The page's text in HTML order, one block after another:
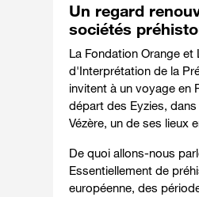
Un regard
sociétés
La Fondation Orange et
d'Interprétation de la
invitent à un voyage en
départ des Eyzies, dans
Vézère, un de ses lieux
De quoi allons-nous
Essentiellement de
européenne, des